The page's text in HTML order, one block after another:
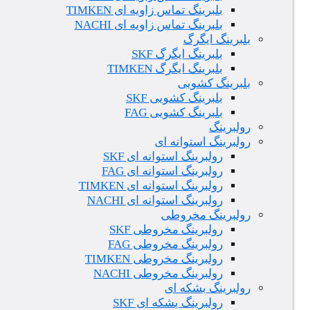
بلبرینگ تماس زاویه ای TIMKEN
بلبرینگ تماس زاویه ای NACHI
بلبرینگ ایگرگ
بلبرینگ ایگرگ SKF
بلبرینگ ایگرگ TIMKEN
بلبرینگ کشویی
بلبرینگ کشویی SKF
بلبرینگ کشویی FAG
رولبرینگ
رولبرینگ استوانه ای
رولبرینگ استوانه ای SKF
رولبرینگ استوانه ای FAG
رولبرینگ استوانه ای TIMKEN
رولبرینگ استوانه ای NACHI
رولبرینگ مخروطی
رولبرینگ مخروطی SKF
رولبرینگ مخروطی FAG
رولبرینگ مخروطی TIMKEN
رولبرینگ مخروطی NACHI
رولبرینگ بشکه ای
رولبرینگ بشکه ای SKF